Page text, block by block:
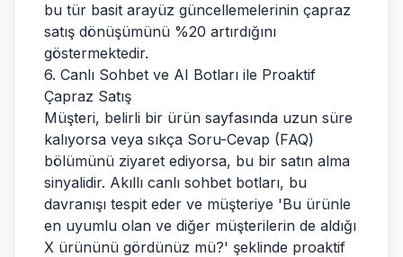
bu tür basit arayüz güncellemelerinin çapraz
satış dönüşümünü %20 artırdığını
göstermektedir.
6. Canlı Sohbet ve AI Botları ile Proaktif
Çapraz Satış
Müşteri, belirli bir ürün sayfasında uzun süre
kalıyorsa veya sıkça Soru-Cevap (FAQ)
bölümünü ziyaret ediyorsa, bu bir satın alma
sinyalidir. Akıllı canlı sohbet botları, bu
davranışı tespit eder ve müşteriye 'Bu ürünle
en uyumlu olan ve diğer müşterilerin de aldığı
X ürününü gördünüz mü?' şeklinde proaktif